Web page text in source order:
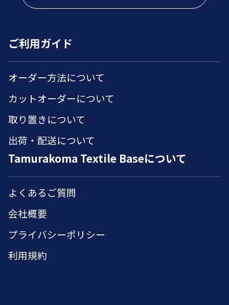
ご利用ガイド
オーダー方法について
カットオーダーについて
取り置きについて
出荷・配送について
Tamurakoma Textile Baseについて
よくあるご質問
会社概要
プライバシーポリシー
利用規約